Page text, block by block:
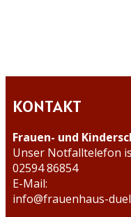
KONTAKT
Frauen- und
Unser Notfalltelefon
02594 86854
E-Mail:
info@frauenhaus-